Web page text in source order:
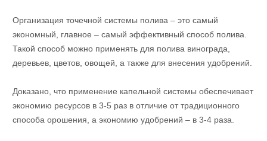
Организация точечной системы полива – это самый
экономный, главное – самый эффективный способ полива.
Такой способ можно применять для полива винограда,
деревьев, цветов, овощей, а также для внесения удобрений.
Доказано, что применение капельной системы обеспечивает
экономию ресурсов в 3-5 раз в отличие от традиционного
способа орошения, а экономию удобрений – в 3-4 раза.